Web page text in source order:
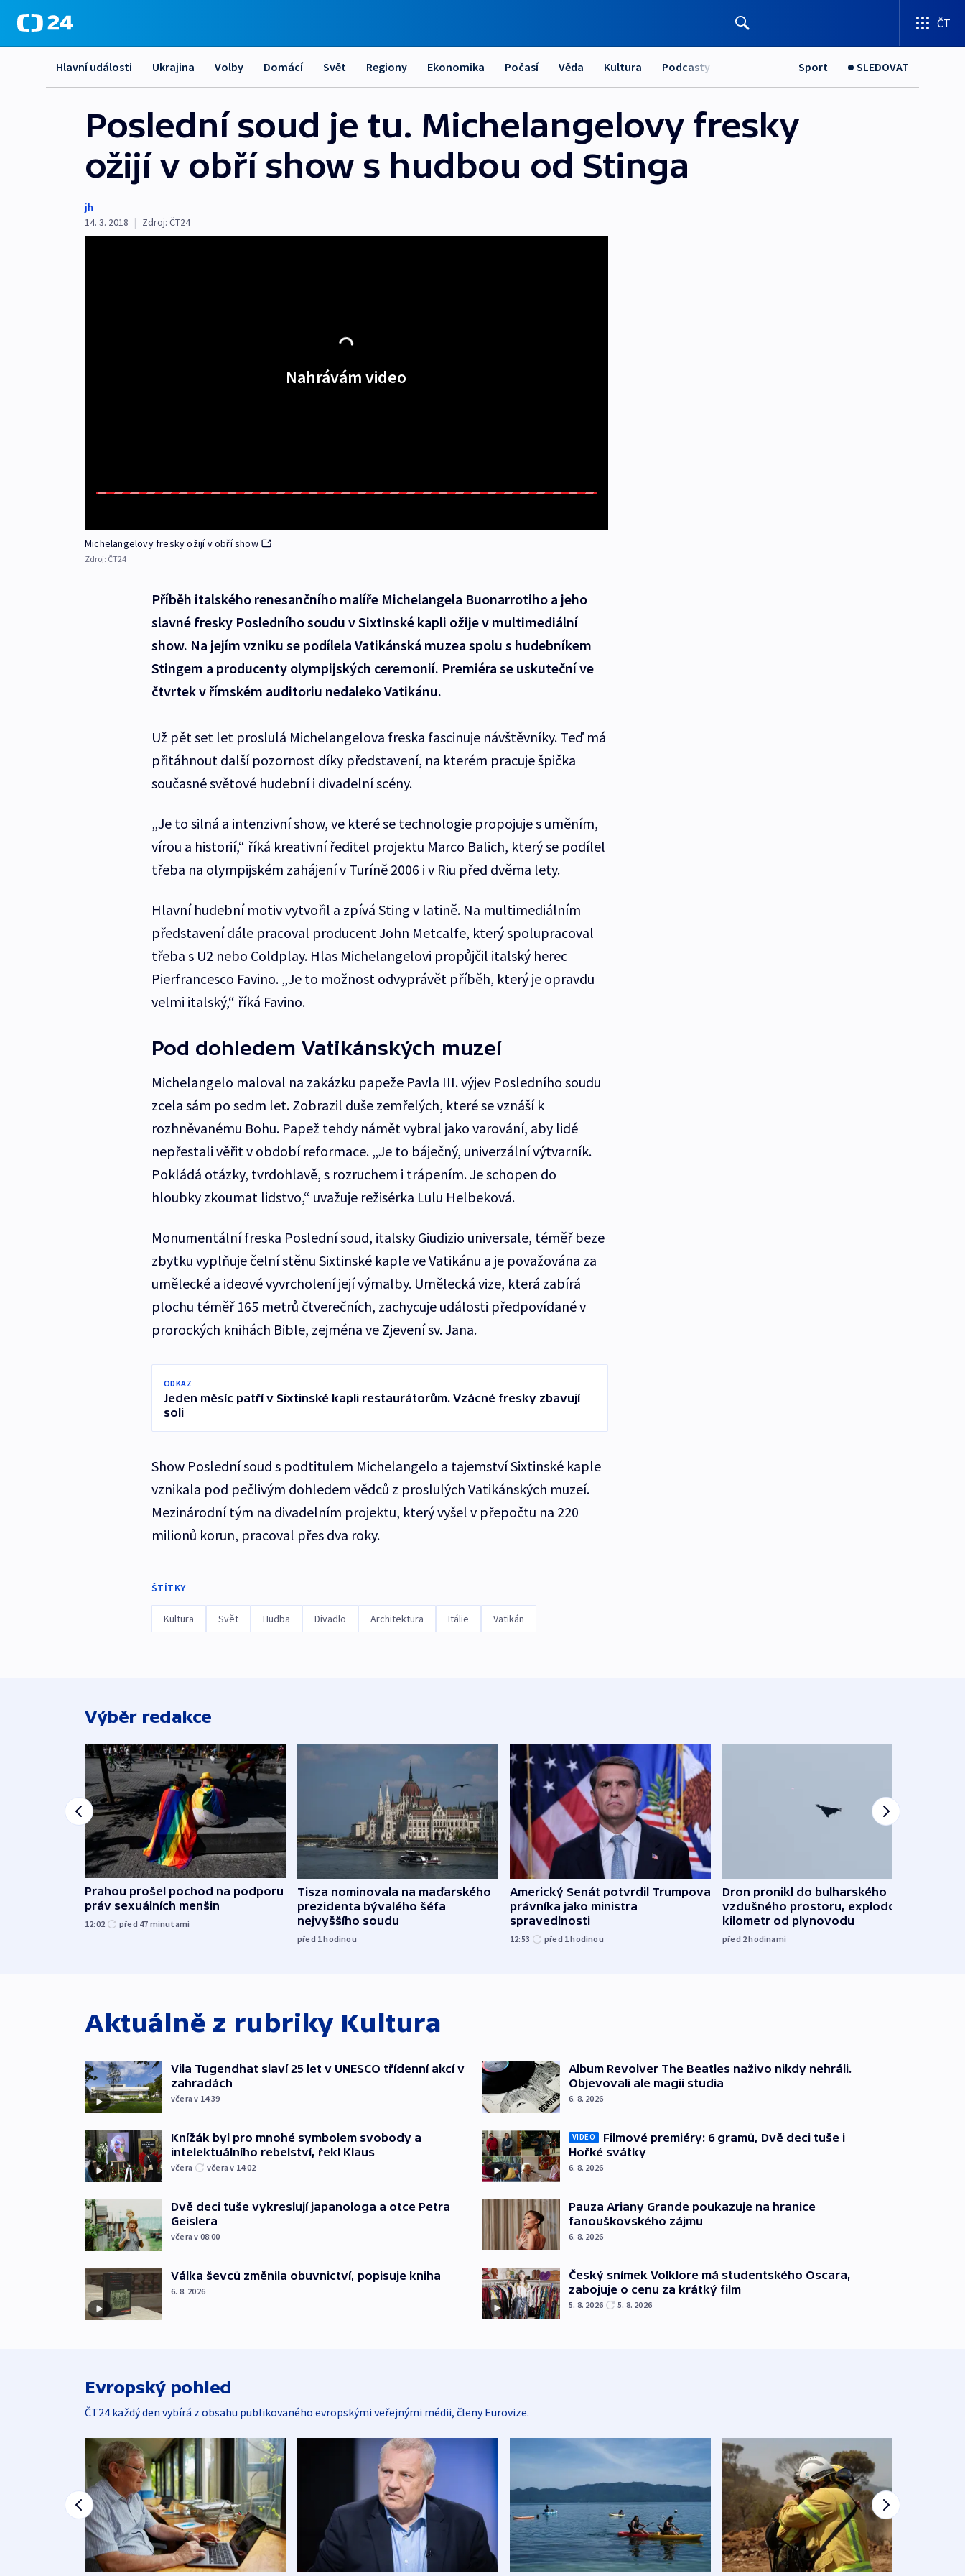
ČT
Hlavní události Ukrajina Volby Domácí Svět Regiony Ekonomika Počasí Věda Kultura Podcasty Sport SLEDOVAT
Poslední soud je tu. Michelangelovy fresky
ožijí v obří show s hudbou od Stinga
jh
14. 3. 2018 | Zdroj: ČT24
Nahrávám video
Michelangelovy fresky ožijí v obří show
Zdroj: ČT24
Příběh italského renesančního malíře Michelangela Buonarrotiho a jeho
slavné fresky Posledního soudu v Sixtinské kapli ožije v multimediální
show. Na jejím vzniku se podílela Vatikánská muzea spolu s hudebníkem
Stingem a producenty olympijských ceremonií. Premiéra se uskuteční ve
čtvrtek v římském auditoriu nedaleko Vatikánu.
Už pět set let proslulá Michelangelova freska fascinuje návštěvníky. Teď má
přitáhnout další pozornost díky představení, na kterém pracuje špička
současné světové hudební i divadelní scény.
„Je to silná a intenzivní show, ve které se technologie propojuje s uměním,
vírou a historií,“ říká kreativní ředitel projektu Marco Balich, který se podílel
třeba na olympijském zahájení v Turíně 2006 i v Riu před dvěma lety.
Hlavní hudební motiv vytvořil a zpívá Sting v latině. Na multimediálním
představení dále pracoval producent John Metcalfe, který spolupracoval
třeba s U2 nebo Coldplay. Hlas Michelangelovi propůjčil italský herec
Pierfrancesco Favino. „Je to možnost odvyprávět příběh, který je opravdu
velmi italský,“ říká Favino.
Pod dohledem Vatikánských muzeí
Michelangelo maloval na zakázku papeže Pavla III. výjev Posledního soudu
zcela sám po sedm let. Zobrazil duše zemřelých, které se vznáší k
rozhněvanému Bohu. Papež tehdy námět vybral jako varování, aby lidé
nepřestali věřit v období reformace. „Je to báječný, univerzální výtvarník.
Pokládá otázky, tvrdohlavě, s rozruchem i trápením. Je schopen do
hloubky zkoumat lidstvo,“ uvažuje režisérka Lulu Helbeková.
Monumentální freska Poslední soud, italsky Giudizio universale, téměř beze
zbytku vyplňuje čelní stěnu Sixtinské kaple ve Vatikánu a je považována za
umělecké a ideové vyvrcholení její výmalby. Umělecká vize, která zabírá
plochu téměř 165 metrů čtverečních, zachycuje události předpovídané v
prorockých knihách Bible, zejména ve Zjevení sv. Jana.
ODKAZ
Jeden měsíc patří v Sixtinské kapli restaurátorům. Vzácné fresky zbavují
soli
Show Poslední soud s podtitulem Michelangelo a tajemství Sixtinské kaple
vznikala pod pečlivým dohledem vědců z proslulých Vatikánských muzeí.
Mezinárodní tým na divadelním projektu, který vyšel v přepočtu na 220
milionů korun, pracoval přes dva roky.
ŠTÍTKY
Kultura Svět Hudba Divadlo Architektura Itálie Vatikán
Výběr redakce
Prahou prošel pochod na podporu
práv sexuálních menšin
12:02 před 47 minutami
Tisza nominovala na maďarského
prezidenta bývalého šéfa
nejvyššího soudu
před 1hodinou
Americký Senát potvrdil Trumpova
právníka jako ministra
spravedlnosti
12:53 před 1hodinou
Dron pronikl do bulharského
vzdušného prostoru, explodoval
kilometr od plynovodu
před 2hodinami
Aktuálně z rubriky Kultura
Vila Tugendhat slaví 25 let v UNESCO třídenní akcí v
zahradách
včera v 14:39
Knížák byl pro mnohé symbolem svobody a
intelektuálního rebelství, řekl Klaus
včera včera v 14:02
Dvě deci tuše vykreslují japanologa a otce Petra
Geislera
včera v 08:00
Válka ševců změnila obuvnictví, popisuje kniha
6. 8. 2026
Album Revolver The Beatles naživo nikdy nehráli.
Objevovali ale magii studia
6. 8. 2026
VIDEO
Filmové premiéry: 6 gramů, Dvě deci tuše i
Hořké svátky
6. 8. 2026
Pauza Ariany Grande poukazuje na hranice
fanouškovského zájmu
6. 8. 2026
Český snímek Volklore má studentského Oscara,
zabojuje o cenu za krátký film
5. 8. 2026 5. 8. 2026
Evropský pohled
ČT24 každý den vybírá z obsahu publikovaného evropskými veřejnými médii, členy Eurovize.